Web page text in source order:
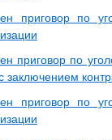
приговор по
приговор по
заключением
приговор по